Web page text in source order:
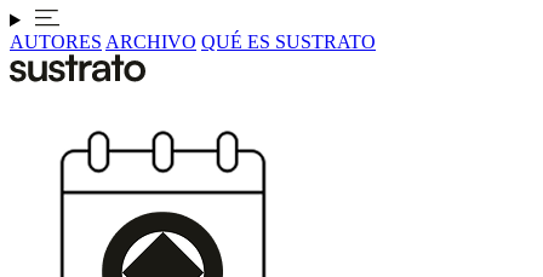
AUTORES ARCHIVO QUÉ ES SUSTRATO